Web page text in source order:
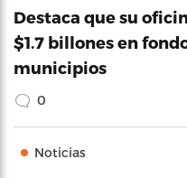
Destaca que su
$1.7 billones en
municipios
0
Noticias